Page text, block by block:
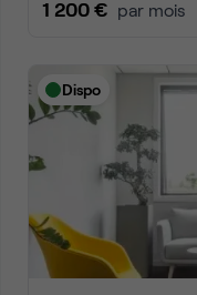
1 200 € par mois
Dispo